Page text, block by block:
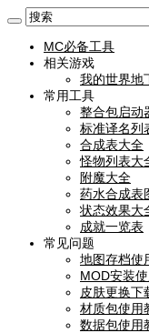
MC必备工具
相关游戏
我的世界地
常用工具
整合包启动
标准译名列
合成表大全
怪物列表大
附魔大全
药水合成表
状态效果大
成就一览表
常见问题
地图存档使
MOD安装
皮肤更换下
材质包使用
数据包使用